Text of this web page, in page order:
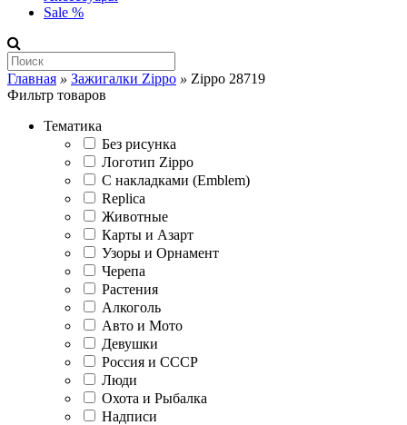
Sale %
Главная » Зажигалки Zippo » Zippo 28719
Фильтр товаров
Тематика
Без рисунка
Логотип Zippo
С накладками (Emblem)
Replica
Животные
Карты и Азарт
Узоры и Орнамент
Черепа
Растения
Алкоголь
Авто и Мото
Девушки
Россия и СССР
Люди
Охота и Рыбалка
Надписи